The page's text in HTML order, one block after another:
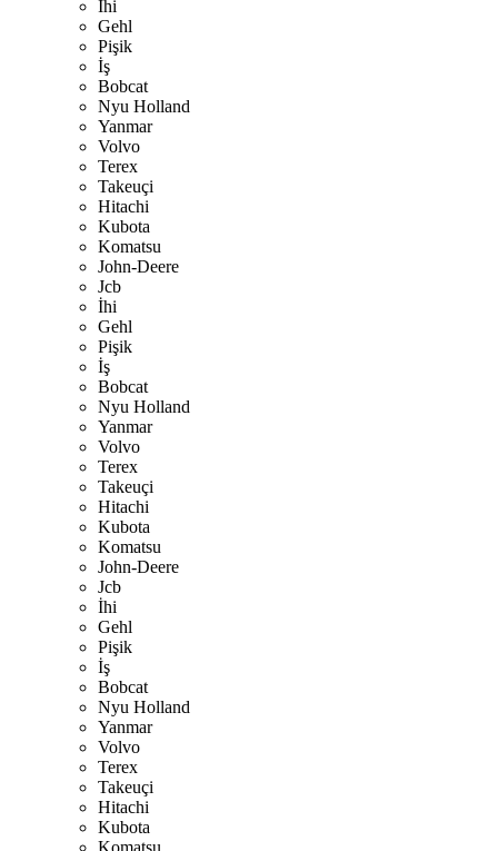
İhi
Gehl
Pişik
İş
Bobcat
Nyu Holland
Yanmar
Volvo
Terex
Takeuçi
Hitachi
Kubota
Komatsu
John-Deere
Jcb
İhi
Gehl
Pişik
İş
Bobcat
Nyu Holland
Yanmar
Volvo
Terex
Takeuçi
Hitachi
Kubota
Komatsu
John-Deere
Jcb
İhi
Gehl
Pişik
İş
Bobcat
Nyu Holland
Yanmar
Volvo
Terex
Takeuçi
Hitachi
Kubota
Komatsu